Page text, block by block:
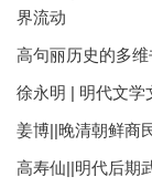
界流动
高句丽历史的多维
徐永明 | 明代文学
姜博||晚清朝鲜商
高寿仙||明代后期